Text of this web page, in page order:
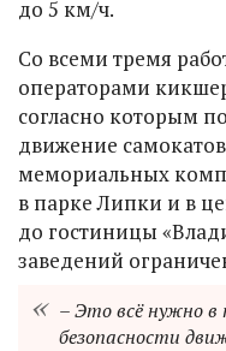
до 5 км/ч.
Со всеми тремя
операторами
согласно которым
движение
мемориальных
в парке Липки и в
до гостиницы
заведений
– Это всё нужно в
безопасности